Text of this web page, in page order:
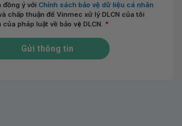
đồng ý với Chính sách bảo vệ dữ liệu cá nhân
chấp thuận để Vinmec xử lý DLCN của tôi
pháp luật về bảo vệ DLCN. *
Gửi thông tin